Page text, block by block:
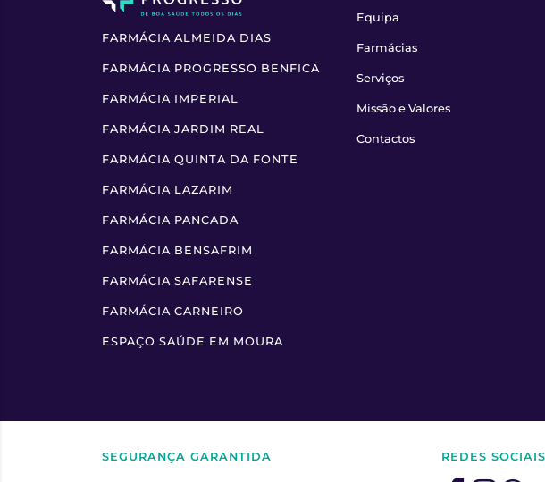
FARMÁCIA ALMEIDA DIAS
FARMÁCIA PROGRESSO BENFICA
FARMÁCIA IMPERIAL
FARMÁCIA JARDIM REAL
FARMÁCIA QUINTA DA FONTE
FARMÁCIA LAZARIM
FARMÁCIA PANCADA
FARMÁCIA BENSAFRIM
FARMÁCIA SAFARENSE
FARMÁCIA CARNEIRO
ESPAÇO SAÚDE EM MOURA
Equipa
Farmácias
Serviços
Missão e Valores
Contactos
SEGURANÇA GARANTIDA REDES SOCIAIS